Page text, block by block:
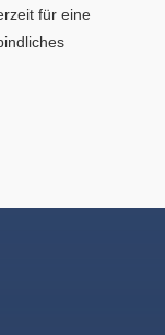
für eine